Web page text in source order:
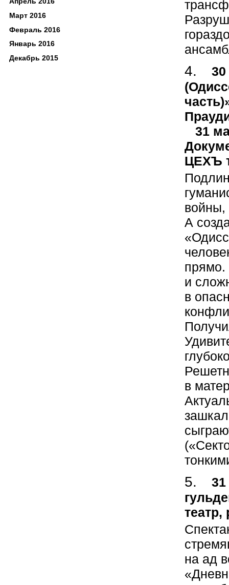
31
ЦЕХЪ
войны,
А
прямо.
и
в
в
на ад
Март 2016
Февраль 2016
Январь 2016
Декабрь 2015